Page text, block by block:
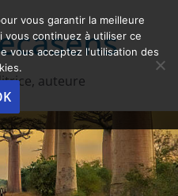
auteure
vous garantir la meilleure
continuez à utiliser ce
vous acceptez l'utilisation des